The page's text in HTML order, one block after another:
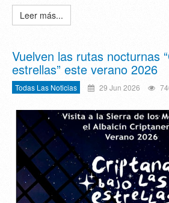
Leer más...
Vuelven las rutas nocturnas
estrellas” este verano 2026
Todas Las Noticias 29 Jun 2026